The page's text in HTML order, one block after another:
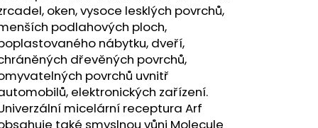
oken, vysoce lesklých povrchů,
podlahových ploch,
nábytku, dveří,
dřevěných povrchů,
povrchů uvnitř
elektronických zařízení.
micelární receptura Arf
také smyslnou vůni Molecule